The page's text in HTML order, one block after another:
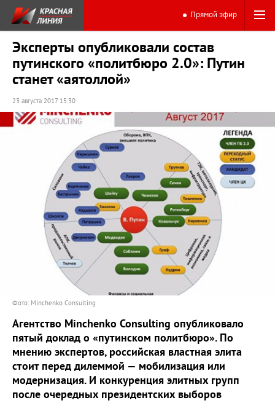
Прямой эфир
Эксперты опубликовали состав
путинского «политбюро 2.0»: Путин
станет «аятоллой»
23 августа 2017 15:30
Фото: Minchenko Consulting
Агентство Minchenko Consulting опубликовало
пятый доклад о «путинском политбюро». По
мнению экспертов, российская властная элита
стоит перед дилеммой — мобилизация или
модернизация. И конкуренция элитных групп
после очередных президентских выборов